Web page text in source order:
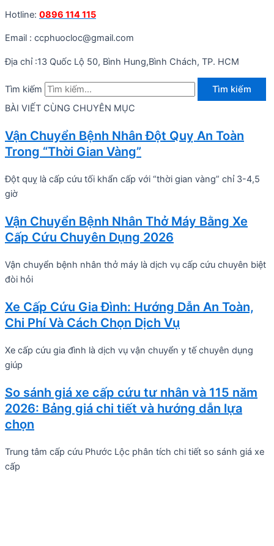
Hotline: 0896 114 115
Email : ccphuocloc@gmail.com
Địa chỉ :13 Quốc Lộ 50, Bình Hung,Bình Chách, TP. HCM
Tìm kiếm
Tìm kiếm
BÀI VIẾT CÙNG CHUYÊN MỤC
Vận Chuyển Bệnh Nhân Đột Quỵ An Toàn
Trong “Thời Gian Vàng”
Đột quỵ là cấp cứu tối khẩn cấp với “thời gian vàng” chỉ 3-4,5
giờ
Vận Chuyển Bệnh Nhân Thở Máy Bằng Xe
Cấp Cứu Chuyên Dụng 2026
Vận chuyển bệnh nhân thở máy là dịch vụ cấp cứu chuyên biệt
đòi hỏi
Xe Cấp Cứu Gia Đình: Hướng Dẫn An Toàn,
Chi Phí Và Cách Chọn Dịch Vụ
Xe cấp cứu gia đình là dịch vụ vận chuyển y tế chuyên dụng
giúp
So sánh giá xe cấp cứu tư nhân và 115 năm
2026: Bảng giá chi tiết và hướng dẫn lựa
chọn
Trung tâm cấp cứu Phước Lộc phân tích chi tiết so sánh giá xe
cấp